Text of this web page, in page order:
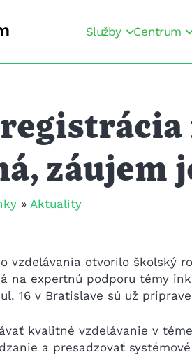
Služby Centrum
záujem
» Aktuality
vzdelávania otvorilo školský
na expertnú podporu témy
16 v Bratislave sú už
kvalitné vzdelávanie v
a presadzovať